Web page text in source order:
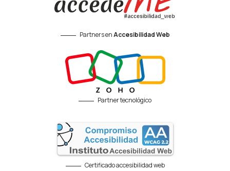
Partners enAccesibilidad Web
Partner tecnológico
Certificado accesibilidad web